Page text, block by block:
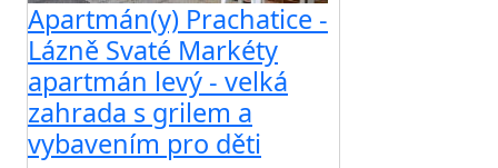
Apartmán(y) Prachatice -
Lázně Svaté Markéty
apartmán levý - velká
zahrada s grilem a
vybavením pro děti